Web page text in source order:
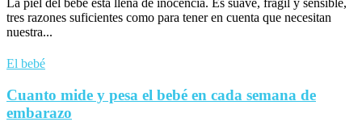
La piel del bebé está llena de inocencia. Es suave, frágil y sensible,
tres razones suficientes como para tener en cuenta que necesitan
nuestra...
El bebé
Cuanto mide y pesa el bebé en cada semana de
embarazo